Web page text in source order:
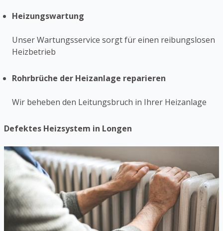
Heizungswartung
Unser Wartungsservice sorgt für einen reibungslosen
Heizbetrieb
Rohrbrüche der Heizanlage reparieren
Wir beheben den Leitungsbruch in Ihrer Heizanlage
Defektes Heizsystem in Longen